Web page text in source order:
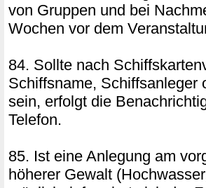
von Gruppen und bei
Wochen vor dem
84. Sollte nach
Schiffsname, Schiffsanleger
sein, erfolgt die
Telefon.
85. Ist eine Anlegung am
höherer Gewalt